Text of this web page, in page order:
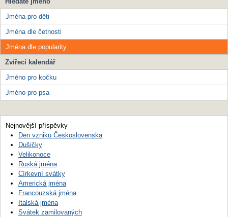
Jména pro děti
Jména dle četnosti
Jména dle popularity
Zvířecí kalendář
Jméno pro kočku
Jméno pro psa
Nejnovější příspěvky
Den vzniku Československa
Dušičky
Velikonoce
Ruská jména
Církevní svátky
Americká jména
Francouzská jména
Italská jména
Svátek zamilovaných